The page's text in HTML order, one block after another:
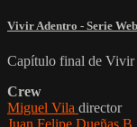
Vivir Adentro - Serie Web
Capítulo final de Vivir
Crew
Miguel Vila director